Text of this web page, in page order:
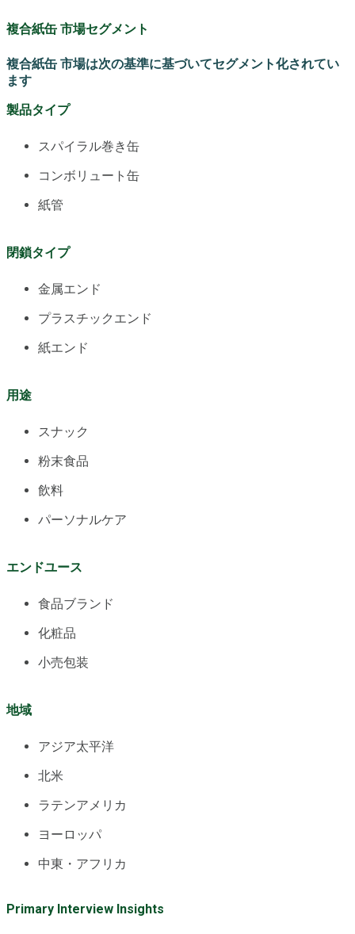
複合紙缶 市場セグメント
複合紙缶 市場は次の基準に基づいてセグメント化されてい
ます
製品タイプ
スパイラル巻き缶
コンボリュート缶
紙管
閉鎖タイプ
金属エンド
プラスチックエンド
紙エンド
用途
スナック
粉末食品
飲料
パーソナルケア
エンドユース
食品ブランド
化粧品
小売包装
地域
アジア太平洋
北米
ラテンアメリカ
ヨーロッパ
中東・アフリカ
Primary Interview Insights